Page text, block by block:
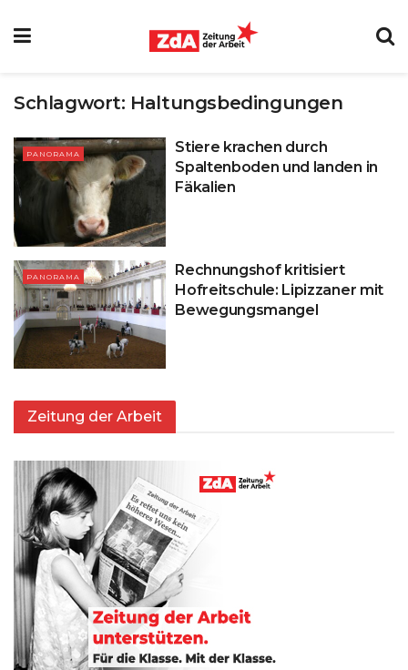
Schlagwort: Haltungsbedingungen
PANORAMA
Stiere krachen durch
Spaltenboden und landen in
Fäkalien
PANORAMA
Rechnungshof kritisiert
Hofreitschule: Lipizzaner mit
Bewegungsmangel
Zeitung der Arbeit